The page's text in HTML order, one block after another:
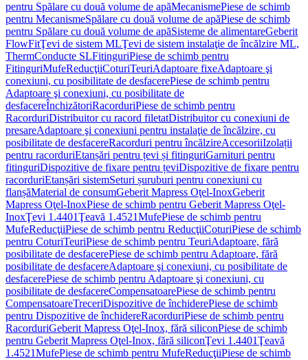
pentru Spălare cu două volume de apăMecanismePiese de schimb
pentru MecanismeSpălare cu două volume de apăPiese de schimb
pentru Spălare cu două volume de apăSisteme de alimentareGeberit
FlowFitŢevi de sistem MLŢevi de sistem instalaţie de încălzire ML,
ThermConducte SLFitinguriPiese de schimb pentru
FitinguriMufeReducţiiCoturiTeuriAdaptoare fixeAdaptoare şi
conexiuni, cu posibilitate de desfacerePiese de schimb pentru
Adaptoare şi conexiuni, cu posibilitate de
desfacereÎnchizătoriRacorduriPiese de schimb pentru
RacorduriDistribuitor cu racord filetatDistribuitor cu conexiuni de
presareAdaptoare şi conexiuni pentru instalaţie de încălzire, cu
posibilitate de desfacereRacorduri pentru încălzireAccesoriiIzolații
pentru racorduriEtanșări pentru țevi și fitinguriGarnituri pentru
fitinguriDispozitive de fixare pentru țeviDispozitive de fixare pentru
racorduriEtanșări sistemSeturi șuruburi pentru conexiuni cu
flanșăMaterial de consumGeberit Mapress Oţel-InoxGeberit
Mapress Oţel-InoxPiese de schimb pentru Geberit Mapress Oţel-
InoxŢevi 1.4401Ţeavă 1.4521MufePiese de schimb pentru
MufeReducţiiPiese de schimb pentru ReducţiiCoturiPiese de schimb
pentru CoturiTeuriPiese de schimb pentru TeuriAdaptoare, fără
posibilitate de desfacerePiese de schimb pentru Adaptoare, fără
posibilitate de desfacereAdaptoare şi conexiuni, cu posibilitate de
desfacerePiese de schimb pentru Adaptoare şi conexiuni, cu
posibilitate de desfacereCompensatoarePiese de schimb pentru
CompensatoareTreceriDispozitive de închiderePiese de schimb
pentru Dispozitive de închidereRacorduriPiese de schimb pentru
RacorduriGeberit Mapress Oţel-Inox, fără siliconPiese de schimb
pentru Geberit Mapress Oţel-Inox, fără siliconŢevi 1.4401Ţeavă
1.4521MufePiese de schimb pentru MufeReducţiiPiese de schimb